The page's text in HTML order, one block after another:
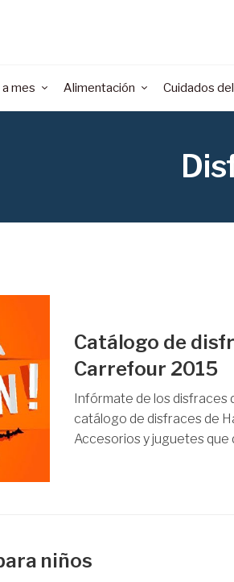
mes Alimentación Cuidados
Catálogo de
Carrefour 2015
Infórmate de los disfraces
catálogo de disfraces de
Accesorios y juguetes que
niños